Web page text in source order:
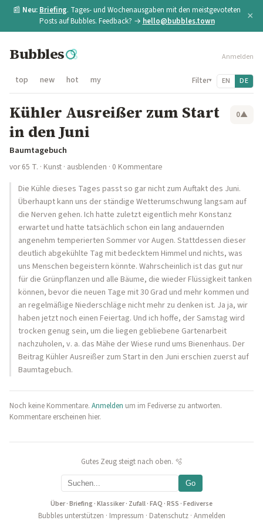
📰 Neu: Briefing. Tages- und Wochenausgaben mit den meistgevoteten
Posts auf Bubbles. Feedback? → hello@bubbles.town ×
Bubbles Anmelden
top new hot my Filter▾ EN DE
Kühler Ausreißer zum Start
in den Juni
0▲
Baumtagebuch
vor 65 T. · Kunst · ausblenden · 0 Kommentare
Die Kühle dieses Tages passt so gar nicht zum Auftakt des Juni.
Überhaupt kann uns der ständige Wetterumschwung langsam auf
die Nerven gehen. Ich hatte zuletzt eigentlich mehr Konstanz
erwartet und hatte tatsächlich schon ein lang andauernden
angenehm temperierten Sommer vor Augen. Stattdessen dieser
deutlich abgekühlte Tag mit bedecktem Himmel und nichts, was
uns Menschen begeistern könnte. Wahrscheinlich ist das gut nur
für die Grünpflanzen und alle Bäume, die wieder Flüssigkeit tanken
können, bevor die neuen Tage mit 30 Grad und mehr kommen und
an regelmäßige Niederschläge nicht mehr zu denken ist. Ja ja, wir
haben jetzt noch einen Feiertag. Und ich hoffe, der Samstag wird
trocken genug sein, um die liegen gebliebene Gartenarbeit
nachzuholen, v. a. das Mähe der Wiese rund ums Bienenhaus. Der
Beitrag Kühler Ausreißer zum Start in den Juni erschien zuerst auf
Baumtagebuch.
Noch keine Kommentare. Anmelden um im Fediverse zu antworten.
Kommentare erscheinen hier.
Gutes Zeug steigt nach oben. 🫧
Go
Über·Briefing·Klassiker· Zufall·FAQ ·RSS ·Fediverse
Bubbles unterstützen · Impressum · Datenschutz· Anmelden